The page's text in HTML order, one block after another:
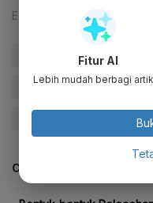
Editor: Dini Hariyanti
#Cyberbullying
#Literasi Digital
CEK JUGA DATA INI
Fitur AI
Lebih mudah berbagi